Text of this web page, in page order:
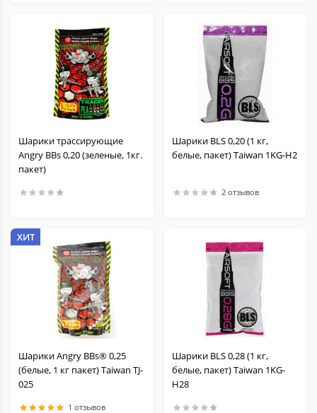
Шарики трассирующие
Angry BBs 0,20 (зеленые, 1кг.
пакет)
Шарики BLS 0,20 (1 кг,
белые, пакет) Taiwan 1KG-H2
2 отзывов
ХИТ
Шарики Angry BBs® 0,25
(белые, 1 кг пакет) Taiwan TJ-
025
1 отзывов
Шарики BLS 0,28 (1 кг,
белые, пакет) Taiwan 1KG-
H28